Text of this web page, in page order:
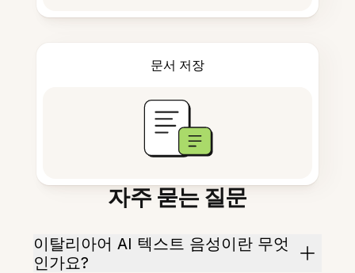
문서 저장
자주 묻는 질문
이탈리아어 AI 텍스트 음성이란 무엇
인가요?